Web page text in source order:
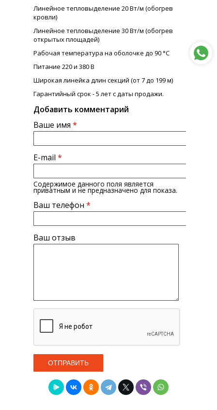
Линейное тепловыделение 20 Вт/м (обогрев
кровли)
Линейное тепловыделение 30 Вт/м (обогрев
открытых площадей)
Рабочая температура на оболочке до 90 °С
Питание 220 и 380 В
Широкая линейка длин секций (от 7 до 199 м)
Гарантийный срок - 5 лет с даты продажи.
Добавить комментарий
Ваше имя *
E-mail *
Содержимое данного поля является
приватным и не предназначено для показа.
Ваш телефон *
Ваш отзыв